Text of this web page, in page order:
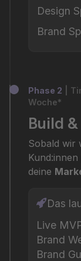
Design
Brand
Phase 2
|
Woche*
Build
Sobald wir
deine
Das
Live
Brand
Brand